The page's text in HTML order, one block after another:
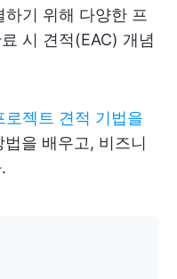
기 위해 다양한 프
시 견적(EAC) 개념
로젝트 견적 기법을
을 배우고, 비즈니